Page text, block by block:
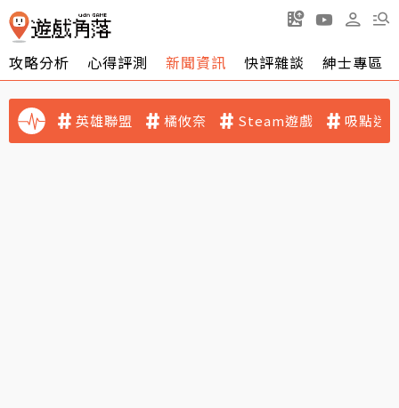
攻略分析 心得評測 新聞資訊 快評雜談 紳士專區
英雄聯盟 橘攸奈 Steam遊戲 吸點迷